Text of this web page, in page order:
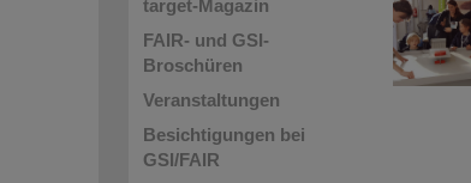
target-Magazin
FAIR- und GSI-
Broschüren
Veranstaltungen
Besichtigungen bei
GSI/FAIR